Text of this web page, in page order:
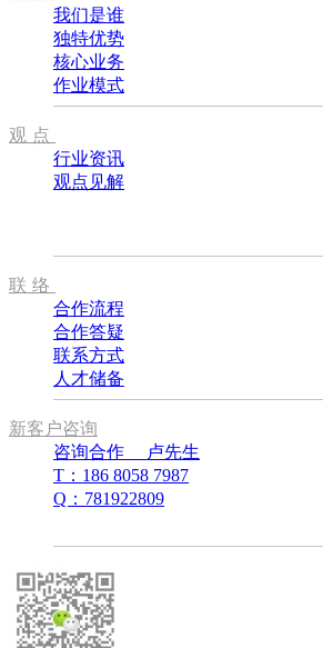
我们是谁
独特优势
核心业务
作业模式
观点
行业资讯
观点见解
联络
合作流程
合作答疑
联系方式
人才储备
新客户咨询
咨询合作 卢先生
T：186 8058 7987
Q：781922809